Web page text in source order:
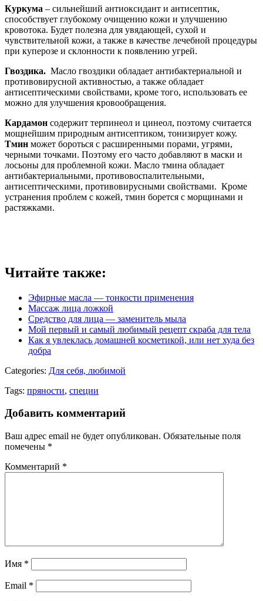
Куркума – сильнейший антиоксидант и антисептик,
способствует глубокому очищению кожи и улучшению
кровотока. Будет полезна для увядающей, сухой и
чувствительной кожи, а также в качестве лечебной процедуры
при куперозе и склонности к появлению угрей.
Гвоздика. Масло гвоздики обладает антибактериальной и
противовирусной активностью, а также обладает
антисептическими свойствами, кроме того, использовать ее
можно для улучшения кровообращения.
Кардамон содержит терпинеол и цинеол, поэтому считается
мощнейшим природным антисептиком, тонизирует кожу.
Тмин может бороться с расширенными порами, угрями,
черными точками. Поэтому его часто добавляют в маски и
лосьоны для проблемной кожи. Масло тмина обладает
антибактериальными, противовоспалительными,
антисептическими, противовирусными свойствами. Кроме
устранения проблем с кожей, тмин борется с морщинами и
растяжками.
Читайте также:
Эфирные масла — тонкости применения
Массаж лица ложкой
Средство для лица — заменитель мыла
Мой первый и самый любимый рецепт скраба для тела
Как я увлеклась домашней косметикой, или нет худа без
добра
Categories: Для себя, любимой
Tags: пряности, специи
Добавить комментарий
Ваш адрес email не будет опубликован. Обязательные поля
помечены *
Комментарий *
Имя *
Email *